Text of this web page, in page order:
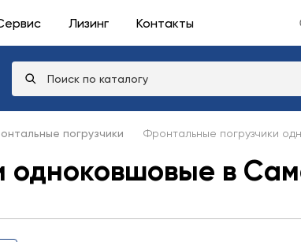
Лизинг Контакты
погрузчики Фронтальные погрузчики
одноковшовые в